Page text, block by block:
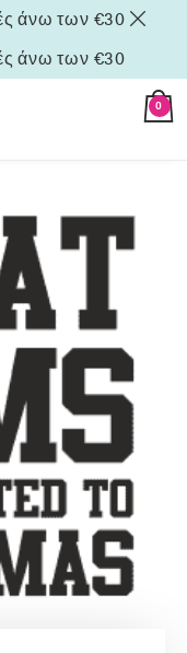
άνω των €30
άνω των €30
0